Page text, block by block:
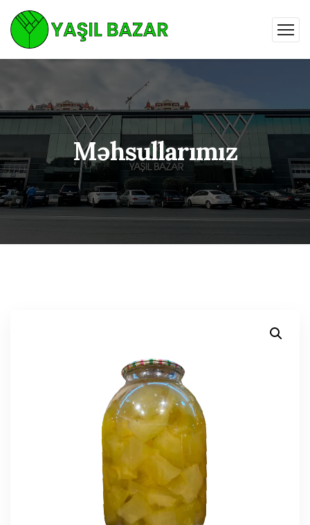
Məhsullarımız